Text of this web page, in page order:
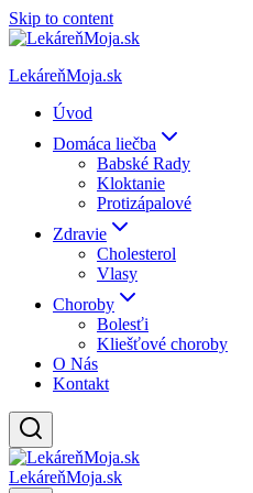
Skip to content
LekáreňMoja.sk
Úvod
Domáca liečba
Babské Rady
Kloktanie
Protizápalové
Zdravie
Cholesterol
Vlasy
Choroby
Bolesťi
Kliešťové choroby
O Nás
Kontakt
LekáreňMoja.sk